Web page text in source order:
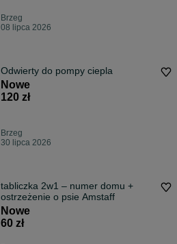
Brzeg
08 lipca 2026
Odwierty do pompy ciepla
Nowe
120 zł
Brzeg
30 lipca 2026
tabliczka 2w1 – numer domu +
ostrzeżenie o psie Amstaff
Nowe
60 zł